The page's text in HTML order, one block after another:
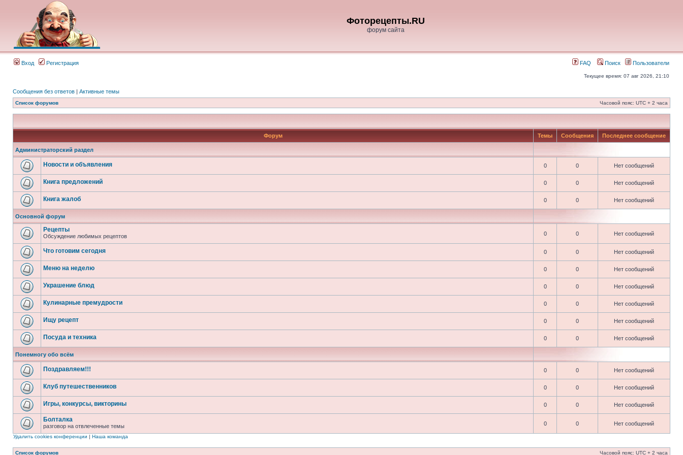
Фоторецепты.RU
форум сайта
Вход Регистрация FAQ Поиск Пользователи
Текущее время: 07 авг 2026, 21:10
Сообщения без ответов | Активные темы
Список форумов Часовой пояс: UTC + 2 часа
Форум Темы Сообщения Последнее сообщение
Администраторский раздел
Новости и объявления 0 0 Нет сообщений
Книга предложений 0 0 Нет сообщений
Книга жалоб 0 0 Нет сообщений
Основной форум
Рецепты
Обсуждение любимых рецептов 0 0 Нет сообщений
Что готовим сегодня 0 0 Нет сообщений
Меню на неделю 0 0 Нет сообщений
Украшение блюд 0 0 Нет сообщений
Кулинарные премудрости 0 0 Нет сообщений
Ищу рецепт 0 0 Нет сообщений
Посуда и техника 0 0 Нет сообщений
Понемногу обо всём
Поздравляем!!! 0 0 Нет сообщений
Клуб путешественников 0 0 Нет сообщений
Игры, конкурсы, викторины 0 0 Нет сообщений
Болталка
разговор на отвлеченные темы 0 0 Нет сообщений
Удалить cookies конференции | Наша команда
Список форумов Часовой пояс: UTC + 2 часа